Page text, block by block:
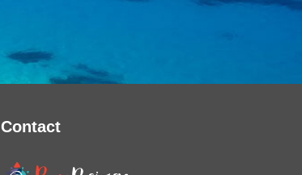
Contact